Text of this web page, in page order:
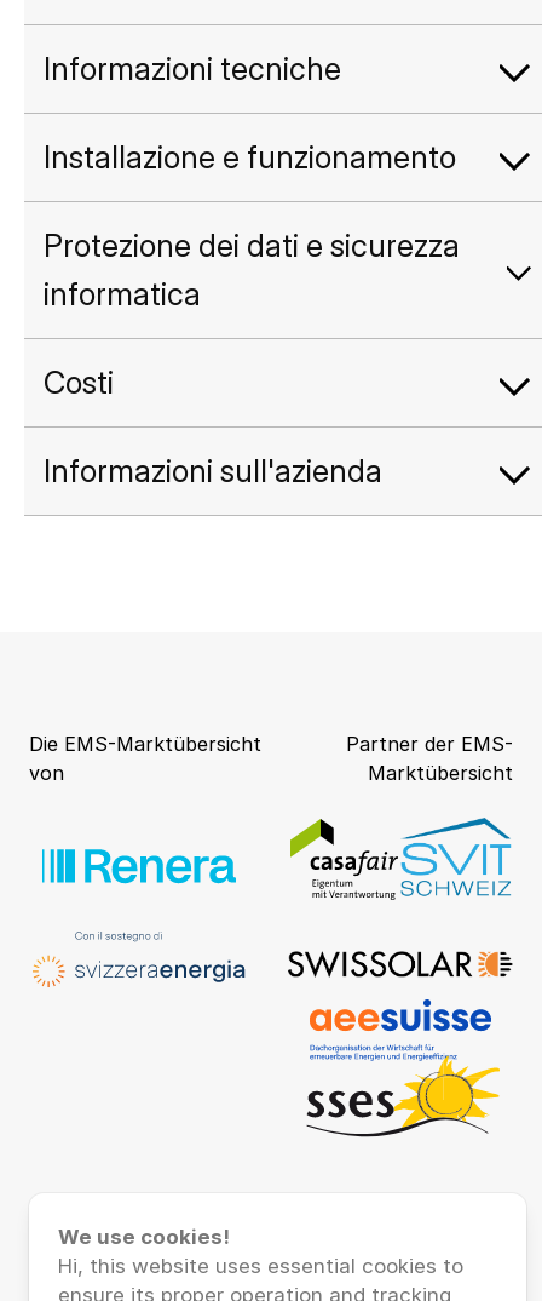
Informazioni tecniche
Installazione e funzionamento
Protezione dei dati e sicurezza
informatica
Costi
Informazioni sull'azienda
We use cookies!
Hi, this website uses essential cookies to
ensure its proper operation and tracking
Die EMS-Marktübersicht
von
Partner der EMS-
Marktübersicht
Datenschutz